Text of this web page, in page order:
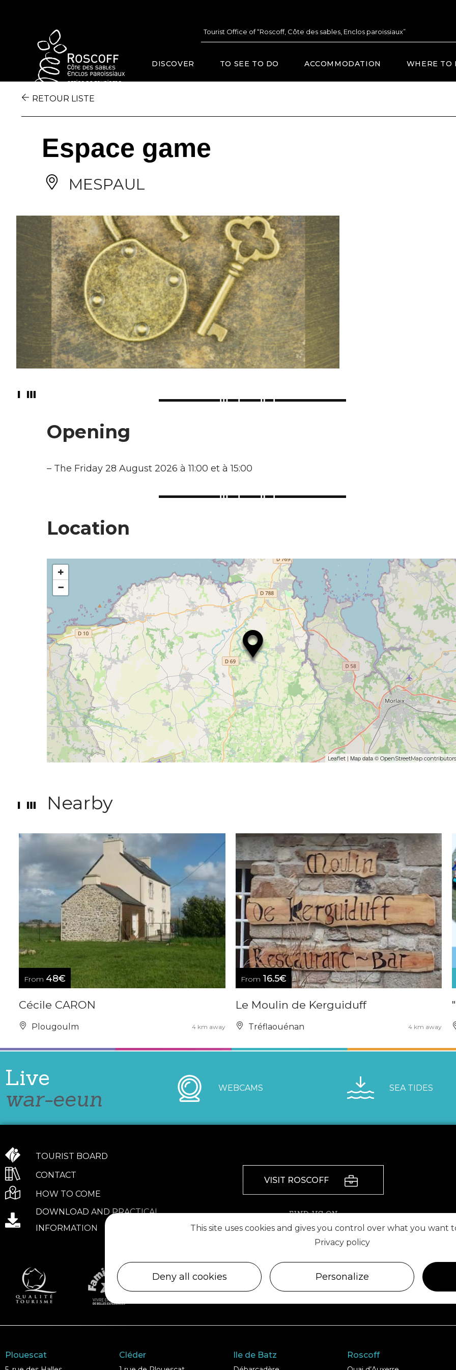
Tourist Office of “Roscoff, Côte des sables, Enclos paroissiaux”
DISCOVER TO SEE TO DO ACCOMMODATION WHERE TO
RETOUR LISTE
Espace game
MESPAUL
Opening
– The Friday 28 August 2026 à 11:00 et à 15:00
Location
+
−
Leaflet | Map data ©OpenStreetMap
Nearby
From 48€
Cécile CARON
Plougoulm 4 km away
From 16.5€
Le Moulin de Kerguiduff
Tréflaouénan 4 km away
Live
war-eeun WEBCAMS SEA TIDES
TOURIST BOARD
CONTACT
HOW TO COME
DOWNLOAD AND PRACTICAL
INFORMATION
VISIT ROSCOFF
FIND US ON
Plouescat Cléder Ile de Batz Roscoff
This site uses cookies and gives you control over what you want
Privacy policy
Personalize
Deny all cookies